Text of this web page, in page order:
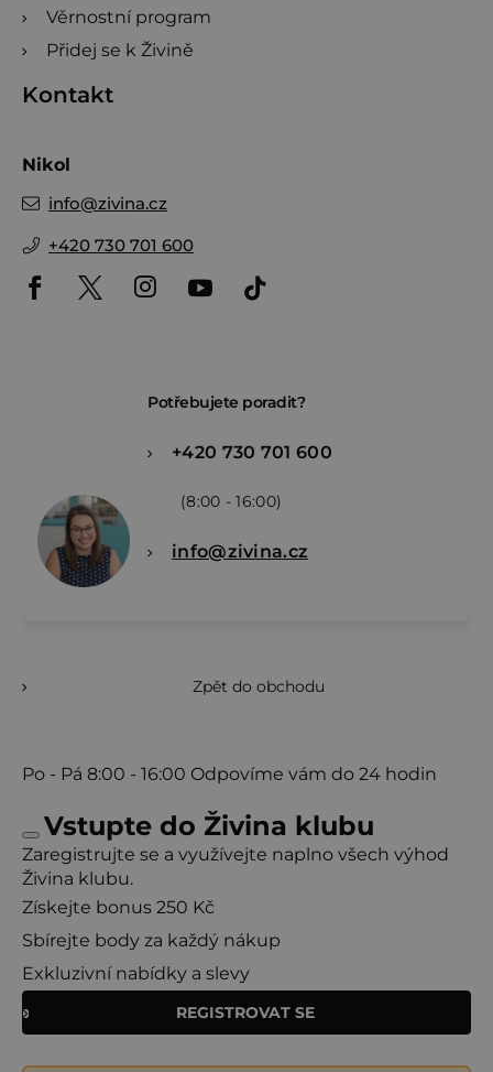
Věrnostní program
Přidej se k Živině
Kontakt
Nikol
info@zivina.cz
+420 730 701 600
Potřebujete poradit?
+420 730 701 600
(8:00 - 16:00)
info@zivina.cz
Zpět do obchodu
Po - Pá 8:00 - 16:00 Odpovíme vám do 24 hodin
Vstupte do Živina klubu
Zaregistrujte se a využívejte naplno všech výhod
Živina klubu.
Získejte bonus 250 Kč
Sbírejte body za každý nákup
Exkluzivní nabídky a slevy
REGISTROVAT SE